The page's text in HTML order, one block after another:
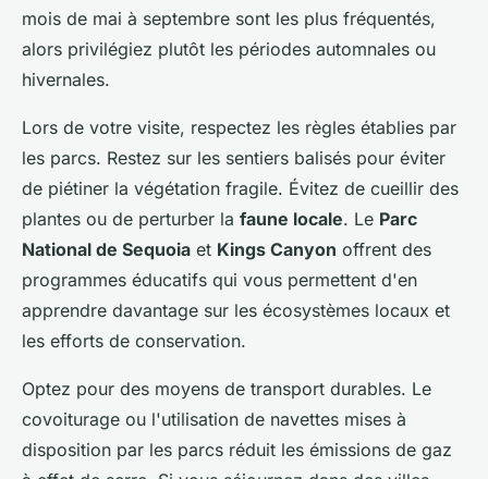
mois de mai à septembre sont les plus fréquentés,
alors privilégiez plutôt les périodes automnales ou
hivernales.
Lors de votre visite, respectez les règles établies par
les parcs. Restez sur les sentiers balisés pour éviter
de piétiner la végétation fragile. Évitez de cueillir des
plantes ou de perturber la faune locale. Le Parc
National de Sequoia et Kings Canyon offrent des
programmes éducatifs qui vous permettent d'en
apprendre davantage sur les écosystèmes locaux et
les efforts de conservation.
Optez pour des moyens de transport durables. Le
covoiturage ou l'utilisation de navettes mises à
disposition par les parcs réduit les émissions de gaz